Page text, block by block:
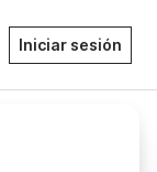
Iniciar sesión